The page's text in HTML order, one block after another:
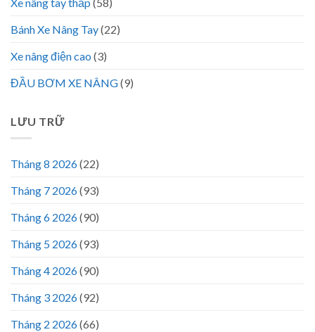
Bánh Xe Nâng Tay(22)
Xe nâng điện cao (3)
ĐẦU BƠM XE NÂNG(9)
LƯU TRỮ
Tháng 8 2026(22)
Tháng 7 2026(93)
Tháng 6 2026(90)
Tháng 5 2026(93)
Tháng 4 2026(90)
Tháng 3 2026(92)
Tháng 2 2026(66)